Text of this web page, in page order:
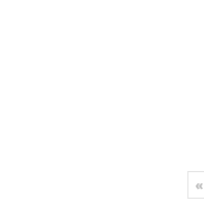
«